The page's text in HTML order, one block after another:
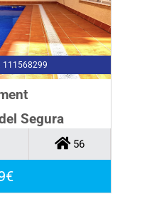
111568299
Segura
56